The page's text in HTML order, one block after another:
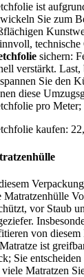
ist
Sie zum
sichern:
verstärkt.
Sie den
diese
pro Meter;
kaufen:
Matratzenhülle
vor Staub
von
ist
Sie
Matratzen